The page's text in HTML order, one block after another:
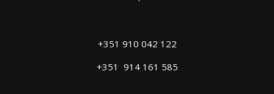
+351 910 042 122
+351 914 161 585